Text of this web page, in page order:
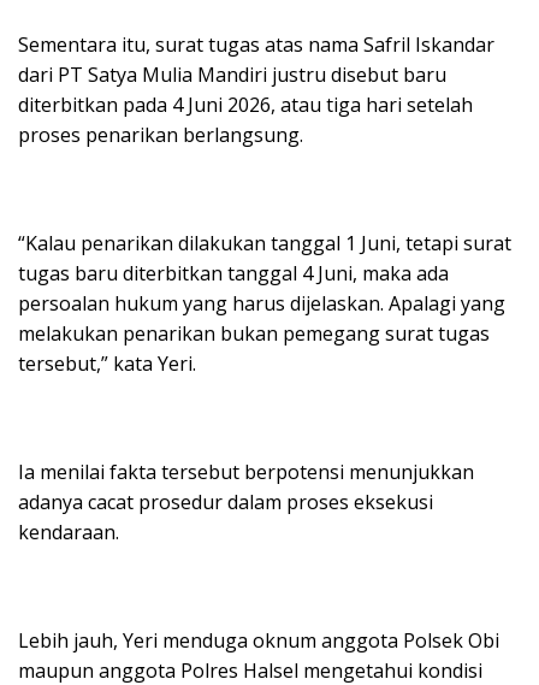
Sementara itu, surat tugas atas nama Safril Iskandar
dari PT Satya Mulia Mandiri justru disebut baru
diterbitkan pada 4 Juni 2026, atau tiga hari setelah
proses penarikan berlangsung.
“Kalau penarikan dilakukan tanggal 1 Juni, tetapi surat
tugas baru diterbitkan tanggal 4 Juni, maka ada
persoalan hukum yang harus dijelaskan. Apalagi yang
melakukan penarikan bukan pemegang surat tugas
tersebut,” kata Yeri.
Ia menilai fakta tersebut berpotensi menunjukkan
adanya cacat prosedur dalam proses eksekusi
kendaraan.
Lebih jauh, Yeri menduga oknum anggota Polsek Obi
maupun anggota Polres Halsel mengetahui kondisi